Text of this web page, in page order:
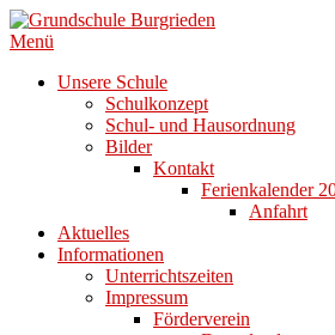
Zum
Inhalt
Menü
Unsere Schule
Schulkonzept
Schul- und Hausordnung
Bilder
Kontakt
Ferienkalender
Anfahrt
Aktuelles
Informationen
Unterrichtszeiten
Impressum
Förderverein